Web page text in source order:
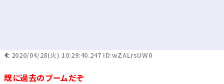
4: 2020/04/28(火) 10:29:40.247 ID:wZALrsUW0
既に過去のブームだぞ